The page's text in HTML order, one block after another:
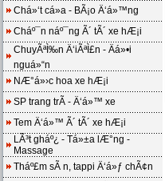
Chá»‘t cá»­a - BÃ¡o Ä‘á»™ng
Cháº¯n náº¯ng Ã´ tÃ´ xe hÆ¡i
ChuyÃªÌ‰n Ä‘iÃªÌ£n - Äá»•i
nguá»“n
NÆ°á»›c hoa xe hÆ¡i
SP trang trÃ­ - Ä‘á»™ xe
Tem Ä‘á»™ Ã´ tÃ´ xe hÆ¡i
LÃ³t gháº¿ - Tá»±a lÆ°ng -
Massage
Tháº£m sÃ n, tappi Ä‘á»ƒ chÃ¢n